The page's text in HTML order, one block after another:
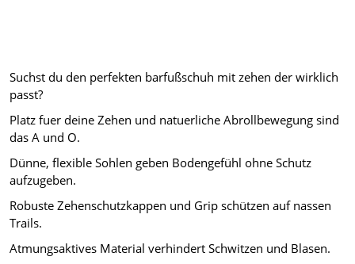
Suchst du den perfekten barfußschuh mit zehen der wirklich
passt?
Platz fuer deine Zehen und natuerliche Abrollbewegung sind
das A und O.
Dünne, flexible Sohlen geben Bodengefühl ohne Schutz
aufzugeben.
Robuste Zehenschutzkappen und Grip schützen auf nassen
Trails.
Atmungsaktives Material verhindert Schwitzen und Blasen.